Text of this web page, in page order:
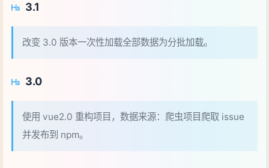
3.1
改变 3.0 版本一次性加载全部数据为分批加载。
3.0
使用 vue2.0 重构项目，数据来源：爬虫项目爬取 issue
并发布到 npm。